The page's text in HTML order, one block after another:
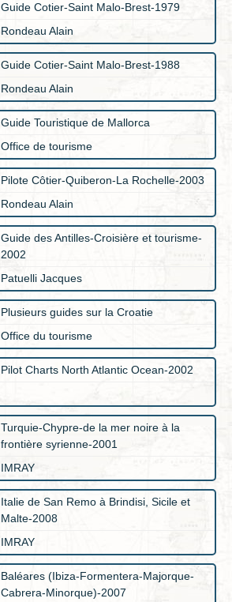
Guide Cotier-Saint Malo-Brest-1979
Rondeau Alain
Guide Cotier-Saint Malo-Brest-1988
Rondeau Alain
Guide Touristique de Mallorca
Office de tourisme
Pilote Côtier-Quiberon-La Rochelle-2003
Rondeau Alain
Guide des Antilles-Croisière et tourisme-
2002
Patuelli Jacques
Plusieurs guides sur la Croatie
Office du tourisme
Pilot Charts North Atlantic Ocean-2002
Turquie-Chypre-de la mer noire à la
frontière syrienne-2001
IMRAY
Italie de San Remo à Brindisi, Sicile et
Malte-2008
IMRAY
Baléares (Ibiza-Formentera-Majorque-
Cabrera-Minorque)-2007